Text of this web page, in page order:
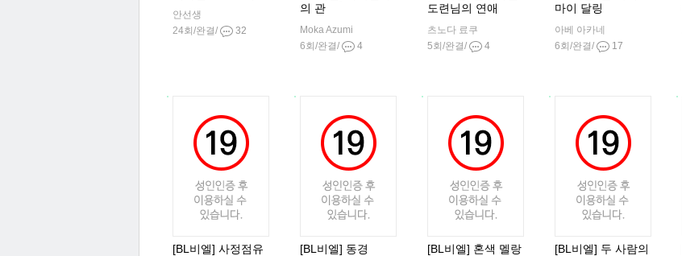
안선생
24회/완결/
32
의 관
Moka Azumi
6회/완결/
4
도련님의 연애
츠노다 료쿠
5회/완결/
4
마이 달링
아베 아카네
6회/완결/
17
[BL비엘] 사정점유
[BL비엘] 동경
[BL비엘] 혼색 멜랑
[BL비엘] 두 사람의